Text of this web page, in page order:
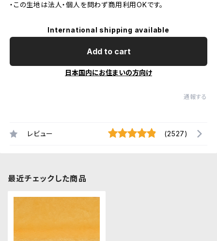
・この生地は法人・個人を問わず商用利用OKです。
International shipping available
Add to cart
日本国内にお住まいの方向け
通報する
レビュー (2527)
最近チェックした商品